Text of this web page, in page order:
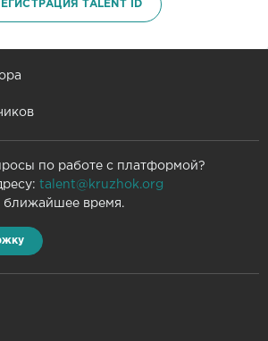
TALENT ID
по работе с платформой?
talent@kruzhok.org
ближайшее время.